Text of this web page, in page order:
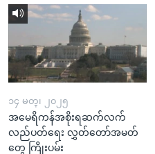
၁၄ မတ္၊ ၂၀၂၅
အမေရိကန်အစိုးရဆက်လက်
လည်ပတ်ရေး လွှတ်တော်အမတ်
တွေ ကြိုးပမ်း